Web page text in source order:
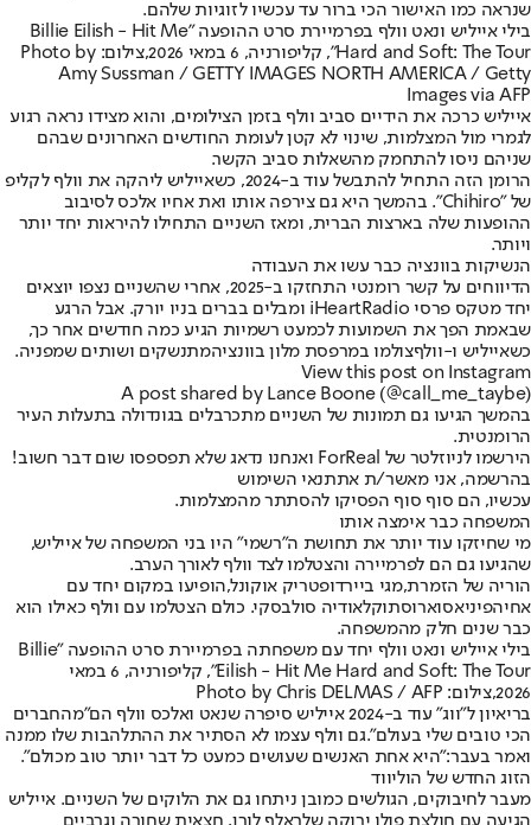
שנראה כמו האישור הכי ברור עד עכשיו לזוגיות שלהם.
בילי אייליש ונאט וולף בפרמיירת סרט ההופעה "Billie Eilish - Hit Me
Hard and Soft: The Tour", קליפורניה, 6 במאי 2026,צילום: Photo by
Amy Sussman / GETTY IMAGES NORTH AMERICA / Getty
Images via AFP
אייליש כרכה את הידיים סביב וולף בזמן הצילומים, והוא מצידו נראה רגוע
לגמרי מול המצלמות, שינוי לא קטן לעומת החודשים האחרונים שבהם
שניהם ניסו להתחמק מהשאלות סביב הקשר.
הרומן הזה התחיל להתבשל עוד ב-2024, כשאייליש ליהקה את וולף לקליפ
של "Chihiro". בהמשך היא גם צירפה אותו ואת אחיו אלכס לסיבוב
ההופעות שלה בארצות הברית, ומאז השניים התחילו להיראות יחד יותר
ויותר.
הנשיקות בוונציה כבר עשו את העבודה
הדיווחים על קשר רומנטי התחזקו ב-2025, אחרי שהשניים נצפו יוצאים
יחד מטקס פרסי iHeartRadio ומבלים בברים בניו יורק. אבל הרגע
שבאמת הפך את השמועות לכמעט רשמיות הגיע כמה חודשים אחר כך,
כשאייליש ו-וולףצולמו במרפסת מלון בוונציהמתנשקים ושותים שמפניה.
View this post on Instagram
A post shared by Lance Boone (@call_me_taybe)
בהמשך הגיעו גם תמונות של השניים מתכרבלים בגונדולה בתעלות העיר
הרומנטית.
הירשמו לניוזלטר של ForReal ואנחנו נדאג שלא תפספסו שום דבר חשוב!
בהרשמה, אני מאשר/ת אתתנאי השימוש
עכשיו, הם סוף סוף הפסיקו להסתתר מהמצלמות.
המשפחה כבר אימצה אותו
מי שחיזקו עוד יותר את תחושת ה"רשמי" היו בני המשפחה של אייליש,
שהגיעו גם הם לפרמיירה והצטלמו לצד וולף לאורך הערב.
הוריה של הזמרת,מגי ביירדופטריק אוקונל,הופיעו במקום יחד עם
אחיהפיניאסוארוסתוקלאודיה סולבסקי. כולם הצטלמו עם וולף כאילו הוא
כבר שנים חלק מהמשפחה.
בילי אייליש ונאט וולף יחד עם משפחתה בפרמיירת סרט ההופעה "Billie
Eilish - Hit Me Hard and Soft: The Tour", קליפורניה, 6 במאי
2026,צילום: Photo by Chris DELMAS / AFP
בריאיון ל"ווג" עוד ב-2024 אייליש סיפרה שנאט ואלכס וולף הם
"מהחברים
הכי טובים שלי בעולם".גם וולף עצמו לא הסתיר את ההתלהבות שלו ממנה
ואמר בעבר:"היא אחת האנשים שעושים כמעט כל דבר יותר טוב מכולם".
הזוג החדש של הוליווד
מעבר לחיבוקים, הגולשים כמובן ניתחו גם את הלוקים של השניים. אייליש